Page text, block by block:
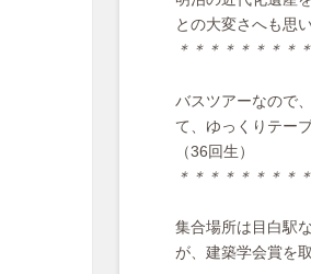
との⼤変さへも思
＊＊＊＊＊＊＊＊
バスツアーなので
て、ゆっくりテー
（36回生）
＊＊＊＊＊＊＊＊
集合場所は⽬⽩駅
が、建築学会賞を